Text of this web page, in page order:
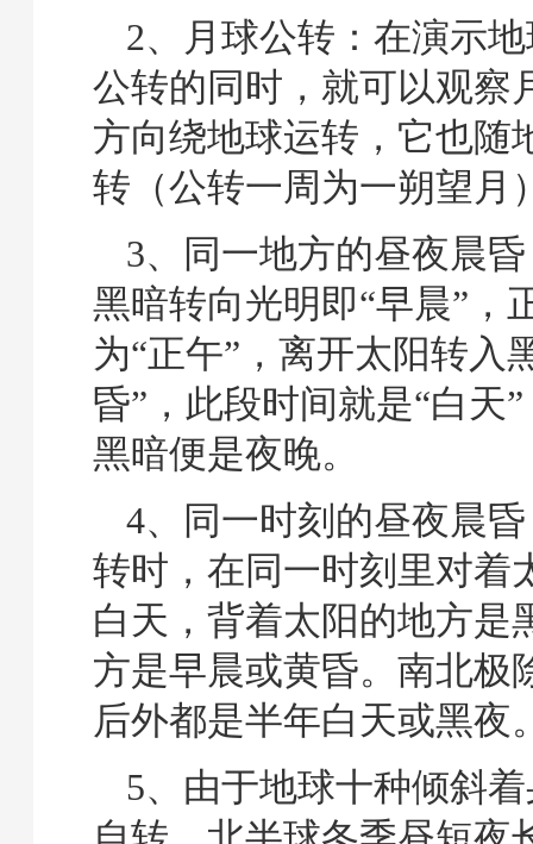
2、月球公转：在演示
公转的同时，就可以观察
方向绕地球运转，它也随
转（公转一周为一朔望月
3、同一地方的昼夜晨
黑暗转向光明即“早晨”，
为“正午”，离开太阳转入
昏”，此段时间就是“白天
黑暗便是夜晚。
4、同一时刻的昼夜晨
转时，在同一时刻里对着
白天，背着太阳的地方是
方是早晨或黄昏。南北极
后外都是半年白天或黑夜
5、由于地球十种倾斜